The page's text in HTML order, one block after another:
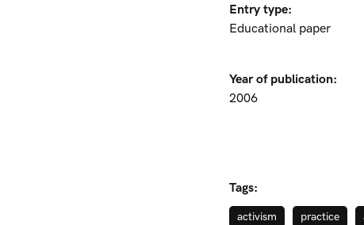
Entry type:
Educational paper
Year of publication:
2006
Tags:
activism practice